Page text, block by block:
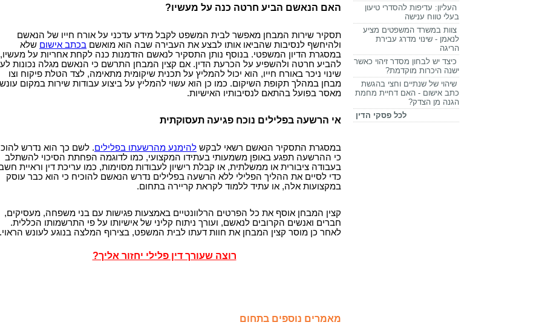
האם הנאשם הביע חרטה כנה על מעשיו?
תסקיר שירות המבחן מאפשר לבית המשפט לקבל מידע עדכני על אורח חייו של הנאשם
ולהיחשף לנסיבות שהביאו אותו לבצע את העבירה שבה הוא מואשם בכתב אישום שלא
במסגרת הדיון המשפטי. בנוסף נותן התסקיר לנאשם הזדמנות כנה לקחת אחריות על מעשיו,
להביע חרטה ולהשפיע על הכרעת הדין. אם קצין המבחן התרשם כי הנאשם מגלה נכונות
שינוי ניכר באורח חייו, הוא יכול להמליץ על תכנית שיקומית מתאימה, לצד הטלת פיקוח וצו
מבחן במהלך תקופת השיקום. כמו כן הוא עשוי להמליץ על ביצוע עבודות שירות במקום עונש
מאסר בפועל בהתאם לנסיבותיו האישיות.
אי הרשעה בפלילים נוכח פגיעה תעסוקתית
במסגרת התסקיר הנאשם רשאי לבקש להימנע מהרשעתו בפלילים. לשם כך הוא נדרש
כי ההרשעה תפגע באופן משמעותי בעתידו המקצועי, כמו לדוגמה הפחתת הסיכוי להשתלב
בעבודה ציבורית או ממשלתית, או קבלת רישיון לעבודות מסוימות, כמו עריכת דין וראיית
כדי לסיים את ההליך הפלילי ללא הרשעה בפלילים נדרש הנאשם להוכיח כי הוא כבר עוסק
במקצועות אלה, או עתיד ללמוד לקראת קריירה בתחום.
קצין המבחן אוסף את כל הפרטים הרלוונטיים באמצעות פגישות עם בני משפחה, מעסיקים,
חברים ואנשים הקרובים לנאשם, ועורך ניתוח קליני של אישיותו על פי התרשמותו הכללית.
לאחר כן מוסר קצין המבחן את חוות דעתו לבית המשפט, בצירוף המלצה בנוגע לעונש הראוי.
רוצה שעורך דין פלילי יחזור אליך?
מאמרים נוספים בתחום
העליון: עדיפות להסדרי טיעון
בעלי טווח ענישה
צוות במשרד המשפטים מציע
לנאמן - שינוי מדרג עבירת
הריגה
כיצד יש לבחון מסדר זיהוי כאשר
ישנה היכרות מוקדמת?
שיהוי של שנתיים וחצי בהגשת
כתב אישום - האם דחיית מחמת
הגנה מן הצדק?
לכל פסקי הדין